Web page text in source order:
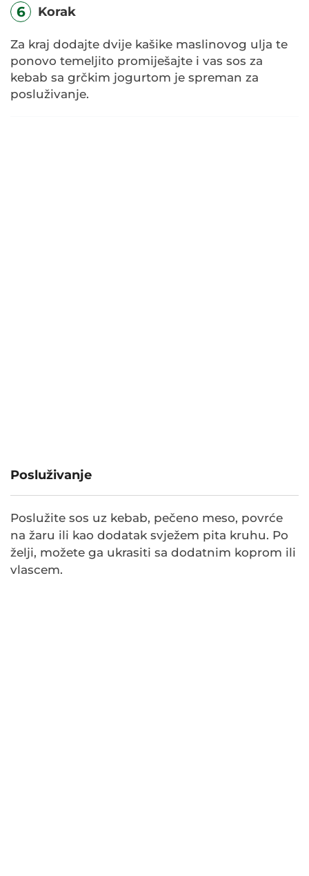
6 Korak
Za kraj dodajte dvije kašike maslinovog ulja te
ponovo temeljito promiješajte i vas sos za
kebab sa grčkim jogurtom je spreman za
posluživanje.
Posluživanje
Poslužite sos uz kebab, pečeno meso, povrće
na žaru ili kao dodatak svježem pita kruhu. Po
želji, možete ga ukrasiti sa dodatnim koprom ili
vlascem.